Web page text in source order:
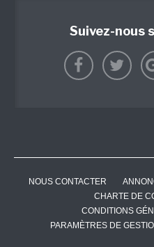
Suivez-nous
NOUS CONTACTER
CHARTE DE
CONDITIONS
PARAMÈTRES DE